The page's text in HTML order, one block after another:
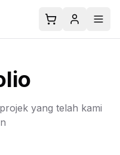
yang telah kami